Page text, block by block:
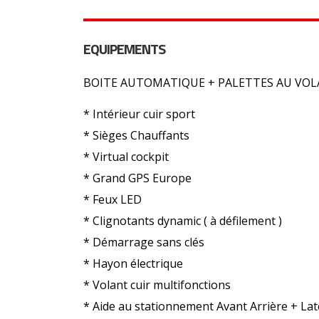
EQUIPEMENTS
BOITE AUTOMATIQUE + PALETTES AU
* Intérieur cuir sport
* Sièges Chauffants
* Virtual cockpit
* Grand GPS Europe
* Feux LED
* Clignotants dynamic ( à défilement )
* Démarrage sans clés
* Hayon électrique
* Volant cuir multifonctions
* Aide au stationnement Avant Arrière +